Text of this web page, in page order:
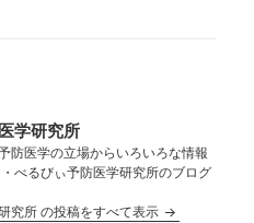
学研究所
防医学の立場からいろいろな情報
べるびぃ予防医学研究所のブログ
究所 の投稿をすべて表示